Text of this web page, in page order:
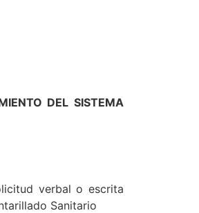
DEL SISTEMA
verbal o escrita
Sanitario